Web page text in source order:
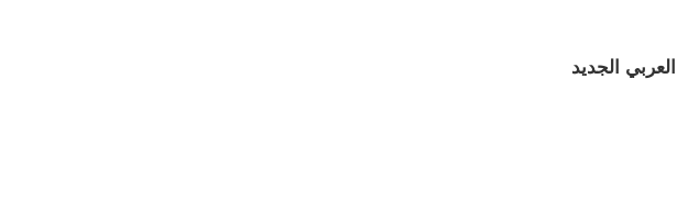
العربي الجديد